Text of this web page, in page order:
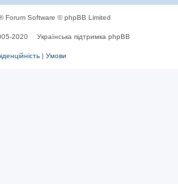
Forum Software © phpBB Limited
2020 Українська підтримка phpBB
| Умови